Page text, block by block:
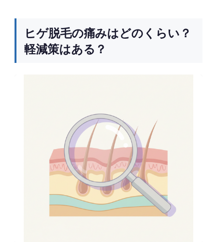
ヒゲ脱毛の痛みはどのくらい？
軽減策はある？